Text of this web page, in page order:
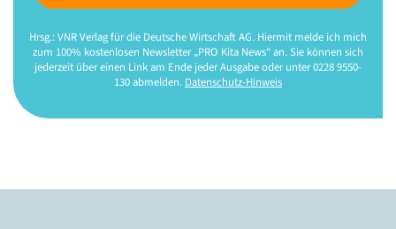
Hrsg.: VNR Verlag für die Deutsche Wirtschaft AG. Hiermit melde ich mich
zum 100% kostenlosen Newsletter „PRO Kita News“ an. Sie können sich
jederzeit über einen Link am Ende jeder Ausgabe oder unter 0228 9550-
130 abmelden. Datenschutz-Hinweis